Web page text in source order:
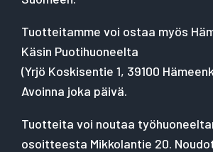
Tuotteitamme voi ostaa myös
Käsin Puotihuoneelta
(Yrjö Koskisentie 1, 39100
Avoinna joka päivä.
Tuotteita voi noutaa
osoitteesta Mikkolantie 20.